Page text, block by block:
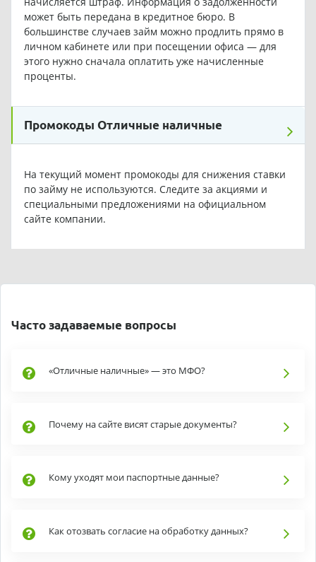
может быть передана в кредитное бюро. В
большинстве случаев займ можно продлить прямо в
личном кабинете или при посещении офиса — для
этого нужно сначала оплатить уже начисленные
проценты.
Промокоды Отличные наличные
На текущий момент промокоды для снижения ставки
по займу не используются. Следите за акциями и
специальными предложениями на официальном
сайте компании.
Часто задаваемые вопросы
«Отличные наличные» — это МФО?
Почему на сайте висят старые документы?
Кому уходят мои паспортные данные?
Как отозвать согласие на обработку данных?